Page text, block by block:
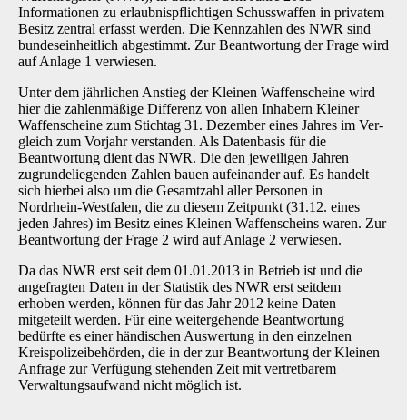
Informationen zu erlaubnispflichtigen Schusswaffen in privatem
Besitz zent­ral erfasst werden. Die Kennzahlen des NWR sind
bundeseinheitlich abgestimmt. Zur Beant­wortung der Frage wird
auf Anlage 1 verwiesen.
Unter dem jährlichen Anstieg der Kleinen Waffenscheine wird
hier die zahlenmäßige Differenz von allen Inhabern Kleiner
Waffenscheine zum Stichtag 31. Dezember eines Jahres im Ver­
gleich zum Vorjahr verstanden. Als Datenbasis für die
Beantwortung dient das NWR. Die den jeweiligen Jahren
zugrundeliegenden Zahlen bauen aufeinander auf. Es handelt
sich hierbei also um die Gesamtzahl aller Personen in
Nordrhein-Westfalen, die zu diesem Zeitpunkt (31.12. eines
jeden Jahres) im Besitz eines Kleinen Waffenscheins waren. Zur
Beantwortung der Frage 2 wird auf Anlage 2 verwiesen.
Da das NWR erst seit dem 01.01.2013 in Betrieb ist und die
angefragten Daten in der Statistik des NWR erst seitdem
erhoben werden, können für das Jahr 2012 keine Daten
mitgeteilt wer­den. Für eine weitergehende Beantwortung
bedürfte es einer händischen Auswertung in den einzelnen
Kreispolizeibehörden, die in der zur Beantwortung der Kleinen
Anfrage zur Verfü­gung stehenden Zeit mit vertretbarem
Verwaltungsaufwand nicht möglich ist.